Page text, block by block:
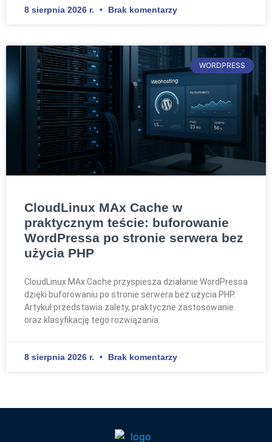
8 sierpnia 2026 r. Brak komentarzy
WORDPRESS
CloudLinux MAx Cache w
praktycznym teście: buforowanie
WordPressa po stronie serwera bez
użycia PHP
CloudLinux MAx Cache przyspiesza działanie WordPressa
dzięki buforowaniu po stronie serwera bez użycia PHP.
Artykuł przedstawia zalety, praktyczne zastosowanie
oraz klasyfikację tego rozwiązania.
8 sierpnia 2026 r. Brak komentarzy